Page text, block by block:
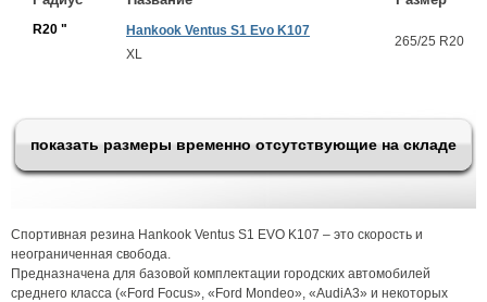
R20 "
Hankook Ventus S1 Evo K107
XL
265/25 R20
показать размеры временно отсутствующие на складе
Спортивная резина Hankook Ventus S1 EVO K107 – это скорость и
неограниченная свобода.
Предназначена для базовой комплектации городских автомобилей
среднего класса («Ford Focus», «Ford Mondeo», «AudiA3» и некоторых